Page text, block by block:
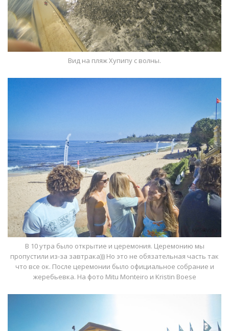
Вид на пляж Хупипу с волны.
В 10 утра было открытие и церемония. Церемонию мы
пропустили из-за завтрака))) Но это не обязательная часть так
что все ок. После церемонии было официальное собрание и
жеребьевка. На фото Mitu Monteiro и Kristin Boese